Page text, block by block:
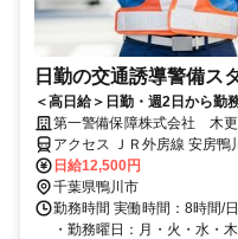
日勤の交通誘導警備ス
＜高日給＞日勤・週2日から
未経験歓迎★
第一警備保障株式会社 木
アクセス ＪＲ外房線 安房
西口徒歩約11分、ＪＲ内房
全額支給＊
日給12,500円
千葉県鴨川市
勤務時間 実働時間：8時間/
・勤務曜日：月・火・水・